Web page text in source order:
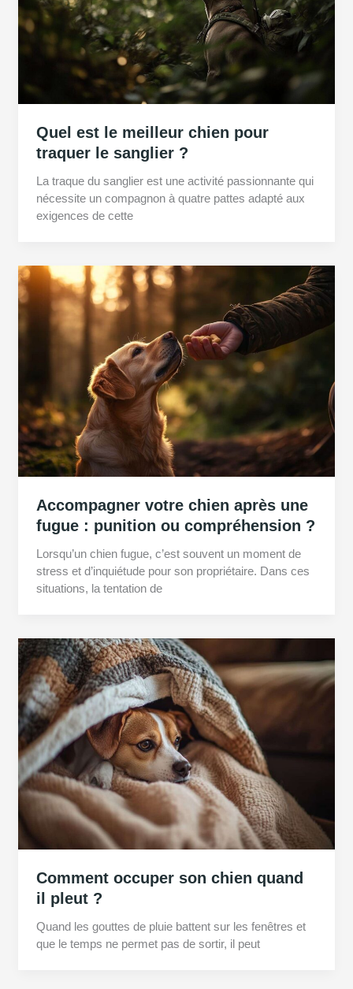
Quel est le meilleur chien pour
traquer le sanglier ?
La traque du sanglier est une activité passionnante qui
nécessite un compagnon à quatre pattes adapté aux
exigences de cette
Accompagner votre chien après une
fugue : punition ou compréhension ?
Lorsqu’un chien fugue, c’est souvent un moment de
stress et d’inquiétude pour son propriétaire. Dans ces
situations, la tentation de
Comment occuper son chien quand
il pleut ?
Quand les gouttes de pluie battent sur les fenêtres et
que le temps ne permet pas de sortir, il peut